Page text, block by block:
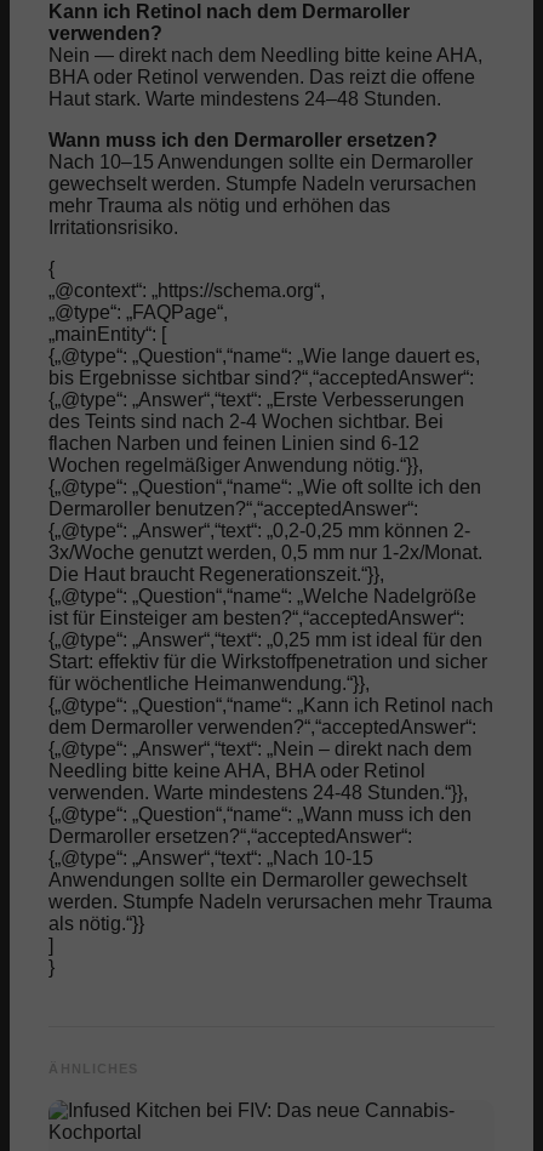
Kann ich Retinol nach dem Dermaroller
verwenden?
Nein — direkt nach dem Needling bitte keine AHA,
BHA oder Retinol verwenden. Das reizt die offene
Haut stark. Warte mindestens 24–48 Stunden.
Wann muss ich den Dermaroller ersetzen?
Nach 10–15 Anwendungen sollte ein Dermaroller
gewechselt werden. Stumpfe Nadeln verursachen
mehr Trauma als nötig und erhöhen das
Irritationsrisiko.
{
„@context“: „https://schema.org“,
„@type“: „FAQPage“,
„mainEntity“: [
{„@type“: „Question“,“name“: „Wie lange dauert es,
bis Ergebnisse sichtbar sind?“,“acceptedAnswer“:
{„@type“: „Answer“,“text“: „Erste Verbesserungen
des Teints sind nach 2-4 Wochen sichtbar. Bei
flachen Narben und feinen Linien sind 6-12
Wochen regelmäßiger Anwendung nötig.“}},
{„@type“: „Question“,“name“: „Wie oft sollte ich den
Dermaroller benutzen?“,“acceptedAnswer“:
{„@type“: „Answer“,“text“: „0,2-0,25 mm können 2-
3x/Woche genutzt werden, 0,5 mm nur 1-2x/Monat.
Die Haut braucht Regenerationszeit.“}},
{„@type“: „Question“,“name“: „Welche Nadelgröße
ist für Einsteiger am besten?“,“acceptedAnswer“:
{„@type“: „Answer“,“text“: „0,25 mm ist ideal für den
Start: effektiv für die Wirkstoffpenetration und sicher
für wöchentliche Heimanwendung.“}},
{„@type“: „Question“,“name“: „Kann ich Retinol nach
dem Dermaroller verwenden?“,“acceptedAnswer“:
{„@type“: „Answer“,“text“: „Nein – direkt nach dem
Needling bitte keine AHA, BHA oder Retinol
verwenden. Warte mindestens 24-48 Stunden.“}},
{„@type“: „Question“,“name“: „Wann muss ich den
Dermaroller ersetzen?“,“acceptedAnswer“:
{„@type“: „Answer“,“text“: „Nach 10-15
Anwendungen sollte ein Dermaroller gewechselt
werden. Stumpfe Nadeln verursachen mehr Trauma
als nötig.“}}
]
}
ÄHNLICHES